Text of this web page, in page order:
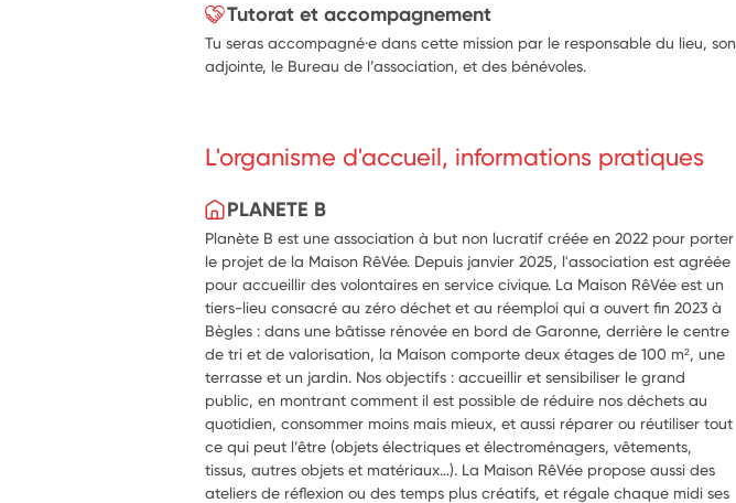
Tutorat et accompagnement
Tu seras accompagné·e dans cette mission par le responsable du lieu, son
adjointe, le Bureau de l’association, et des bénévoles.
L'organisme d'accueil, informations pratiques
PLANETE B
Planète B est une association à but non lucratif créée en 2022 pour porter
le projet de la Maison RêVée. Depuis janvier 2025, l'association est agréée
pour accueillir des volontaires en service civique. La Maison RêVée est un
tiers-lieu consacré au zéro déchet et au réemploi qui a ouvert fin 2023 à
Bègles : dans une bâtisse rénovée en bord de Garonne, derrière le centre
de tri et de valorisation, la Maison comporte deux étages de 100 m², une
terrasse et un jardin. Nos objectifs : accueillir et sensibiliser le grand
public, en montrant comment il est possible de réduire nos déchets au
quotidien, consommer moins mais mieux, et aussi réparer ou réutiliser tout
ce qui peut l’être (objets électriques et électroménagers, vêtements,
tissus, autres objets et matériaux…). La Maison RêVée propose aussi des
ateliers de réflexion ou des temps plus créatifs, et régale chaque midi ses